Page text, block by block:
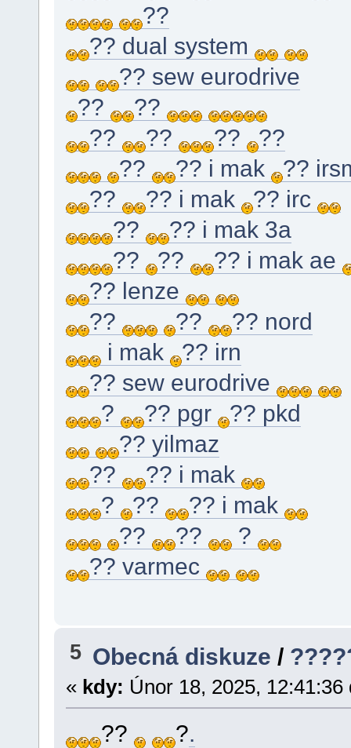
??
?? dual system
?? sew eurodrive
??
??
??
?? ??
??
??
?? i mak
??
??
?? i mak
?? irc
??
?? i mak 3a
??
??
?? i mak ae
?? lenze
??
??
?? nord
i mak
?? irn
?? sew eurodrive
?
?? pgr
?? pkd
?? yilmaz
??
?? i mak
?
??
?? i mak
??
??
?
?? varmec
5 Obecná diskuze /
« kdy: Únor 18, 2025, 12:41:36
?? ?.